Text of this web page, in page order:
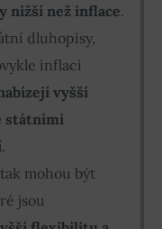
nižší než inflace.
dluhopisy,
inflaci
vyšší
státními
.
mohou být
jsou